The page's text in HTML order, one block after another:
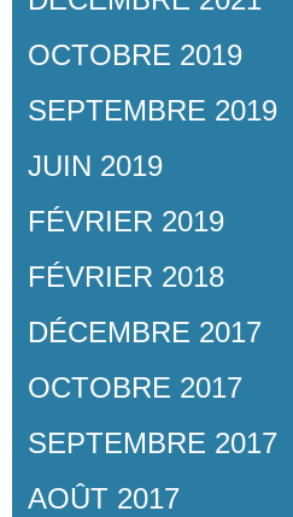
OCTOBRE 2019
SEPTEMBRE 2019
JUIN 2019
FÉVRIER 2019
FÉVRIER 2018
DÉCEMBRE 2017
OCTOBRE 2017
SEPTEMBRE 2017
AOÛT 2017